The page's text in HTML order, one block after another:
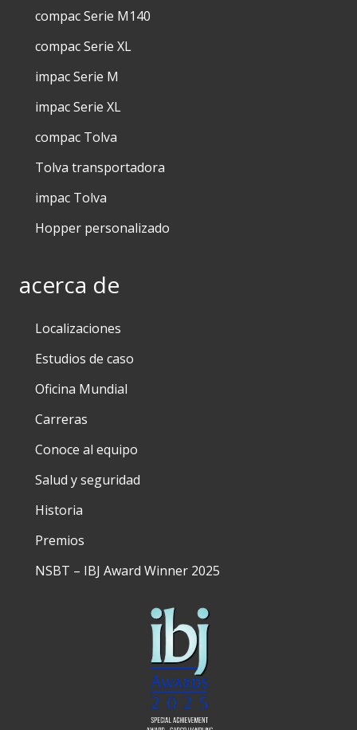
compac Serie M140
compac Serie XL
impac Serie M
impac Serie XL
compac Tolva
Tolva transportadora
impac Tolva
Hopper personalizado
acerca de
Localizaciones
Estudios de caso
Oficina Mundial
Carreras
Conoce al equipo
Salud y seguridad
Historia
Premios
NSBT – IBJ Award Winner 2025